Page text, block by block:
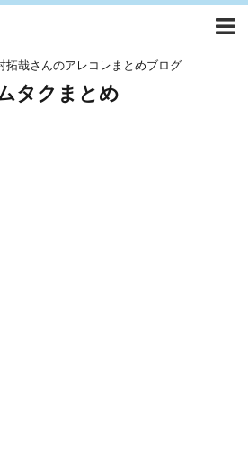
拓哉さんのアレコレまとめブログ
タクまとめ